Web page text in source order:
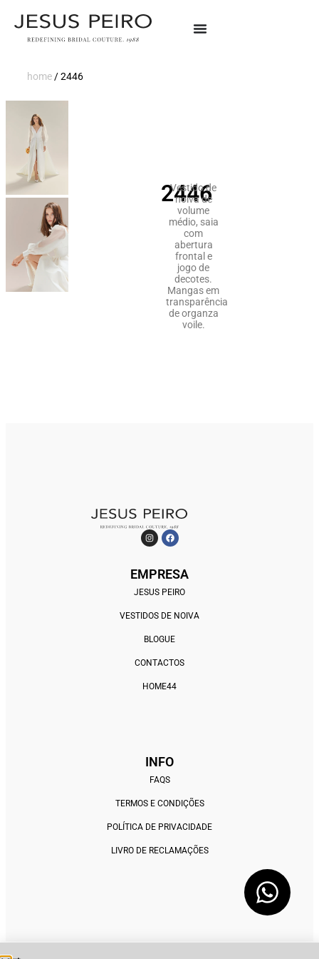
home /2446
2446
Vestido de
noiva de
volume
médio, saia
com
abertura
frontal e
jogo de
decotes.
Mangas em
transparência
de organza
voile.
EMPRESA
JESUS PEIRO
VESTIDOS DE NOIVA
BLOGUE
CONTACTOS
HOME44
INFO
FAQS
TERMOS E CONDIÇÕES
POLÍTICA DE PRIVACIDADE
LIVRO DE RECLAMAÇÕES